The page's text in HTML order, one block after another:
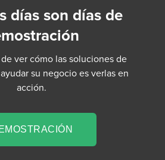
días son días de
ver cómo las soluciones de
su negocio es verlas en
acción.